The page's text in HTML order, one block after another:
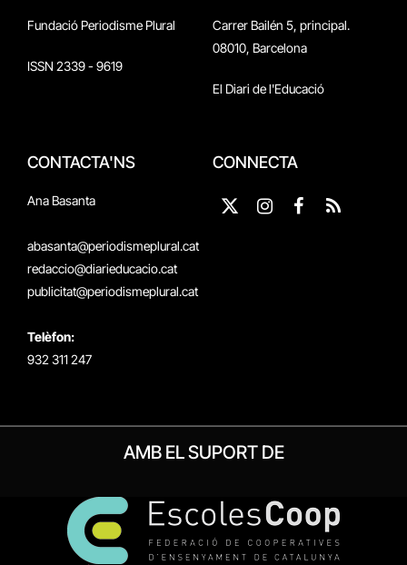
Fundació Periodisme Plural
ISSN 2339 - 9619
Carrer Bailén 5, principal.
08010, Barcelona
El Diari de l'Educació
CONTACTA'NS
Ana Basanta
abasanta@periodismeplural.cat
redaccio@diarieducacio.cat
publicitat@periodismeplural.cat
Telèfon:
932 311 247
CONNECTA
X
Instagram
Facebook
RSS
AMB EL SUPORT DE